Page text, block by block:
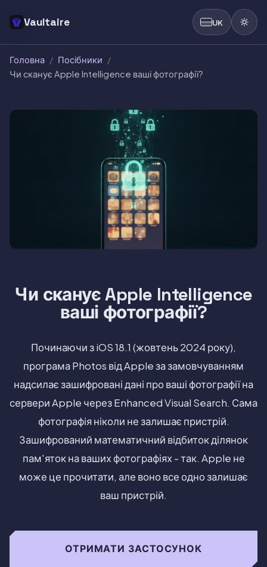
Vaultaire UK
Головна / Посібники /
Чи сканує Apple Intelligence ваші фотографії?
Чи сканує Apple Intelligence
ваші фотографії?
Починаючи з iOS 18.1 (жовтень 2024 року),
програма Photos від Apple за замовчуванням
надсилає зашифровані дані про ваші фотографії на
сервери Apple через Enhanced Visual Search. Сама
фотографія ніколи не залишає пристрій.
Зашифрований математичний відбиток ділянок
пам'яток на ваших фотографіях - так. Apple не
може це прочитати, але воно все одно залишає
ваш пристрій.
ОТРИМАТИ ЗАСТОСУНОК